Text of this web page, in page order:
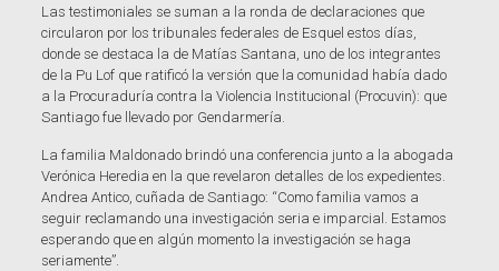
Las testimoniales se suman a la ronda de declaraciones que
circularon por los tribunales federales de Esquel estos días,
donde se destaca la de Matías Santana, uno de los integrantes
de la Pu Lof que ratificó la versión que la comunidad había dado
a la Procuraduría contra la Violencia Institucional (Procuvin): que
Santiago fue llevado por Gendarmería.
La familia Maldonado brindó una conferencia junto a la abogada
Verónica Heredia en la que revelaron detalles de los expedientes.
Andrea Antico, cuñada de Santiago: “Como familia vamos a
seguir reclamando una investigación seria e imparcial. Estamos
esperando que en algún momento la investigación se haga
seriamente”.